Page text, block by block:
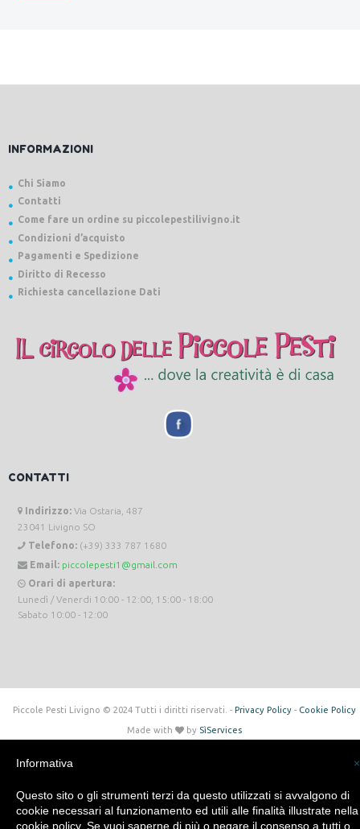
INFORMAZIONI
Chi Siamo
Contatti
Come fare un ordine su piccolepestilivigno.it
Condizioni d’acquisto
Pagamenti e Spedizione
Diritto di Recesso
Richiesta cancellazione Dati
CONTATTI
Indirizzo: Via Ostaria, 487
23041 Livigno SO
Telefono: (+39) 333 787 1680
Email: piccolepesti1@gmail.com
Orari di apertura:
Lunedì / Venerdi 10:00 - 12:00, 15:00 - 18:00
Sabato 10:00 - 12:00
Piccole Pesti Livigno © 2024 Tutti i diritti riservati. - Privacy Policy- Cookie Policy
Made with by SìServices
×
Informativa
Questo sito o gli strumenti terzi da questo utilizzati si avvalgono di
cookie necessari al funzionamento ed utili alle finalità illustrate nella
cookie policy. Se vuoi saperne di più o negare il consenso a tutti o